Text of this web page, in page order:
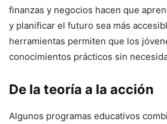
finanzas y negocios hacen que
y planificar el futuro sea más
herramientas permiten que los
conocimientos prácticos sin
De la teoría a la acción
Algunos programas educativos